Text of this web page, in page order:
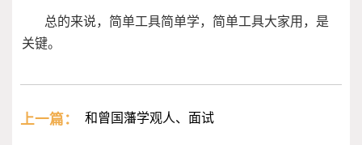
总的来说，简单工具简单学，简单工具大家用，是
关键。
上一篇： 和曾国藩学观人、面试